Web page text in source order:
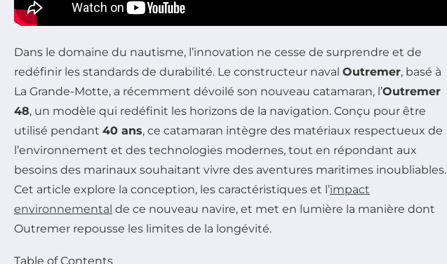
Dans le domaine du nautisme, l’innovation ne cesse de surprendre et de
redéfinir les standards de durabilité. Le constructeur naval Outremer, basé à
La Grande-Motte, a récemment dévoilé son nouveau catamaran, l’Outremer
48, un modèle qui redéfinit les horizons de la navigation. Conçu pour être
utilisé pendant 40 ans, ce catamaran intègre des matériaux respectueux de
l’environnement et des technologies modernes, tout en répondant aux
besoins des marinaux souhaitant vivre des aventures maritimes inoubliables.
Cet article explore la conception, les caractéristiques et l’impact
environnemental de ce nouveau navire, et met en lumière la manière dont
Outremer repousse les limites de la longévité.
Table of Contents